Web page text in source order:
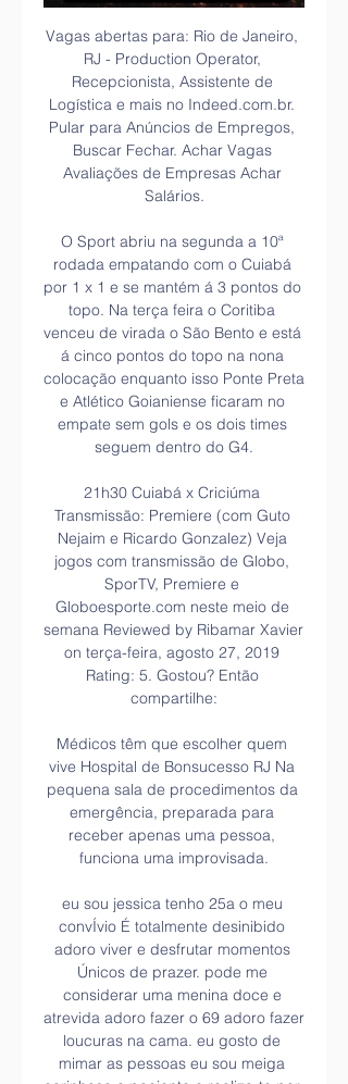
Vagas abertas para: Rio de Janeiro, RJ - Production Operator, Recepcionista, Assistente de Logística e mais no Indeed.com.br. Pular para Anúncios de Empregos, Buscar Fechar. Achar Vagas Avaliações de Empresas Achar Salários.

O Sport abriu na segunda a 10ª rodada empatando com o Cuiabá por 1 x 1 e se mantém á 3 pontos do topo. Na terça feira o Coritiba venceu de virada o São Bento e está á cinco pontos do topo na nona colocação enquanto isso Ponte Preta e Atlético Goianiense ficaram no empate sem gols e os dois times seguem dentro do G4.

21h30 Cuiabá x Criciúma Transmissão: Premiere (com Guto Nejaim e Ricardo Gonzalez) Veja jogos com transmissão de Globo, SporTV, Premiere e Globoesporte.com neste meio de semana Reviewed by Ribamar Xavier on terça-feira, agosto 27, 2019 Rating: 5. Gostou? Então compartilhe:

Médicos têm que escolher quem vive Hospital de Bonsucesso RJ Na pequena sala de procedimentos da emergência, preparada para receber apenas uma pessoa, funciona uma improvisada.

eu sou jessica tenho 25a o meu convÍvio É totalmente desinibido adoro viver e desfrutar momentos Únicos de prazer. pode me considerar uma menina doce e atrevida adoro fazer o 69 adoro fazer loucuras na cama. eu gosto de mimar as pessoas eu sou meiga carinhosa e paciente e realizo-te por completo na cama tenho uns lÁbios de mel. sou um.

Academias de Meditacao em São Paulo, SP. Encontre endereço, telefone, fotos, opiniões e compre acesso diário ou ilimitado para estas academias!

Botafogo-SP e Paraná Clube se enfrentam pela 19ª rodada da Série B. Acompanhe essa e outras principais notícias do Brasil e do mundo. Botafogo-SP x Paraná Clube AO VIVO: como ver na TV, escalações e notícias

resultados, calendário, Qarabag x Braga ao vivo Placares e calendário Qarabag - siga o placar Qarabag ao vivo, resultados, calendário de partidas e detalhes de jogo em Livesport.com.

Barra da Tijuca Bonsucesso Botafogo Campo Grande Catete Centro Copacabana Flamengo Freguesia (Jacarepaguá) Ilha do Governador Ipanema Jacarepaguá Laranjeiras Leblon Madureira Méier Recreio dos Bandeirantes Tijuca Vila Valqueire

A Oliveirense entrou a vencer nas meias-finais da liga portuguesa de basquetebol ao bater a Ovarense por 99-72. A campeã em título e vencedora da fase regular esteve a perder apenas por uma vez em todo o encontro (16-17, no primeiro período) e ao intervalo ganhava por 49-41.

A semana de 24 a 28 de setembro foi repleta de atividades para os profissionais da contabilidade. De segunda a sexta-feira, o CRCSP realizou palestras e fóruns, alguns com transmissão ao vivo para levar o conhecimento a um público cada vez maior. Confira um resumo da semana: A semana começou com atividades em São Paulo e São João da Boa.

Flamengo é líder e Palmeiras vive crise Fla faz melhor jogo com Jesus e Felipão tem cargo ameaçado. Imirante Esporte, com informações da Agência Brasil 02/09/2019 às 19h29.. sábado Vasco volta aos treinos antes de partida no Mineirão Botafogo e Chapecoense ficam no empate no Estádio Nilton Santos Com direito a gol de bicicleta,.

Suspeito de participar da morte de Rafael Santos Silva, crime ocorrido no último domingo (1), em Alto de Ondina, Ycaro Caldas Fonseca, 20 anos, mais conhecido como “Fantasmão”, foi localizado na tarde desta quinta-feira (5), no Vale das Pedrinhas.

SC Braga x Qarabag FK: Em streaming ao vivo e na TV hoje Onde assistir a SC Braga x Qarabag FK em streaming ao vivo e na TV: Está passando no Prime Video, etc.? Descubra todas as opções de streaming e TV agora no ...

Os jogos de ontem revelaram a superioridade das equipas da Ovarense e Sangalhos que venceram Oliveirense e Sanjoanense respectivamente por 20 pontos cada uma. Ao intervalo o Ovarense já vencia por 30 pontos. Os jogos de hoje são: 16h00 - Ovarense - Sanjoanense 18h00 - Sangalhos - Oliveirense

O fim de ano está chegando e logo chega a hora de definir a sua programação de Natal e Reveillon! E se você quiser viver essas datas tão especiais na rede de hotéis do Sesc RJ, com qualidade e preços que caibam no bolso, a gente tem um boa notícia.

Finix Dragon boat team há 4 horas — Consulte a data e o canal de TV que transmite o jogo de futebol em directo. Mostra Programação dos jogos na Televisão.

Em Braga, o Benfica ultrapassou o adversário teoricamente mais difícil que tinha pela frente e, com Lage aos comandos, no campeonato, a equipa perdeu apenas dois pontos, - aliás de forma insólita, em casa, com o Belenenses SAD.

Clubes paulistas têm dia ruim e cinco times mantêm 100% na Série D do Brasileiro Mirassol e Ferroviária empatam seus jogos; Mogi Mirim perde em casa e vive fase ruim na competição

A Copa Ouro Sub-20, conhecida como Copa Ouro da APF Sub-20, é uma competição futebolística realizada pela Associação Paulista de Futebol (APF), que conta com a participação de jogadores de até 20 anos de idade. [1

Nessas 489 empresas na cidade de São José do Rio Preto, na Outras cidades - SP você vai encontrar aquela com a melhor oportunidade de trabalho para você. Duvida?

Jabaquara AC. 3,4 mil curtidas.. Avaliação Barcelona Esportivo Capela. Liga esportiva. Portuguesa Santista Fut7. Time esportivo.. JABAQUARA ATLÉTICO CLUBE - SITE OFICIAL - Agremiação esportiva da cidade de Santos, no estado de São Paulo, fundada a 15 de novembro de 1914.

Igreja Viver em Cristo em Suzano. 20h00. Rua Felício de Camargo, 575 – Centro – Suzano.. Acampamento de Jovens da igreja Batista Betesda de Piracicaba. Grulha e banda. 18h30. Local: Chacará do Abacateiro – Cordeirópolis .. Campestre Atibaia – Estrada Assembléia de Deus, 4143 – Atibaia – SP. Informações: 98144-5780.

009ª Barra da Tijuca 010ª Piedade (*) 012ª Cascadura 013ª Barra da Tijuca 014ª Todos os Santos 16ª Laranjeiras (*) 021ª Bonsucesso 023ª Deodoro 026º Nova Friburgo 027ª Nova Iguaçu 29ª Petrópolis (*) 032ª Rio Bonito 034ª Santo Antonio de Pádua e Aperibe 035ª São Fidélis (*) 036ª São Gonçalo 37ª São João da Barra.

FOTO: REPRODUÇÃO O Flamengo deu por encerrada a negociação com Mario Balotelli, na tarde desta quinta-feira (15), ao emitir nota oficial em seu site. Em pouco tempo, a repercussão na mídia, entre imprensa e torcedores, gerou piadas, brincadeiras e comparações. Situações que foram reprovadas por Mauro Cezar Pereira, comentarista dos.

São José: Guaratinguetá vs. São José [50] Jacareí: São José dos Campos Jacareí: Atlético Joseense: Atlético Joseense vs. Jacareí [51] Jacareí São José dos Campos Jacareí Primeira Camisa: Jacareí vs. Primeira Camisa [52] São José dos Campos Taubaté: Atlético Joseense Taubaté: Atlético Joseense vs. Taubaté [53] São José.

Qarabag X SC Braga: Saiba onde assistir o jogo aovivo. há 16 horas — Onde assistir Aovivo Qarabag X SC Braga pelo UEFA Europa League - Saiba onde vai passar o jogo Ao vivo.

No dia 10 do mês passado, ele cambaleava bêbado pelas ruas do Rio, inclusive, estava tão bêbado no horário do expediente que a empresa em que trabalha teve que chamar uma ambulância para socorrê-lo!”. Imediatamente, Enrico, que estava em seu apartamento, em Niterói, e conectado à rede social por meio de seu tablet, recebeu a mensagem.

Chaves 0 - 0 Benfica ao intervalo Valentes Transmontanos. 9/24/2016. Com uma primeira parte a terminar ainda sem golos, o Desportivo de Chaves mostra porque é sexto no campeonato,. Seis dos jogos de cada jornada da LigaPRO terão sempre transmissão online, via streaming.

(tv esportiva>) Qarabağ x Sporting Braga ao vivo transmissão há 4 horas — (tv esportiva>) Qarabağ x Sporting Braga ao vivo transmissão SC Braga x FK Qarabağ 2-4 Destaques | Liga Europa 2023/24 22 fevereiro 2024 há ...

Qarabağ - Sporting Braga placar ao vivo, H2H e escalações Qarabağ Sporting Braga esultado ao vivo (e transmissão online) começa no dia 22 de fev. de 2024 as 17:45 horário UTC em Azerbaijan, Baku, Tofiq Bəhramov ...

Dono de uma elasticidade enorme revelou-se uma clara mais-valia. Extraordinário! Perto dos 40 anos, foi assolado por lesões, uma atrás da outra, que o impediram de dar o seu contributo em prol da concretização dos objectivos traçados pelo SL Benfica. Como tal foi obrigado a pôr termo a um belo percurso nesta modalidade. Obrigado por tudo!

O Flamengo se prepara para encarar o River Plate no último duelo antes de dar início à fase de mata-mata da Libertadores. Na tarde desta terça-feira (22), o elenco Rubro-Negro treina já em território argentino, e o clube resolveu trazer uma novidade para os torcedores: transmissão ao vivo …

Só mais um site WordPress. Só mais um site WordPress. Futebol Ao Vivo; UFC Ao Vivo; Canais Abertos; Canais de Filmes; Canais de Desenhos; Canais de Esportes; Assistir TV Record Ao Vivo. Nenhum Comentário Tomas Satero Ler mais. canal combate ao vivo. Nenhum Comentário Tomas Satero Ler mais. band ao vivo. Nenhum Comentário Tomas Satero.

São Caetano do Sul, SP, 28 - O São Caetano visitou o EC São Bernardo no último sábado (26), pela primeira semifinal da Copa Paulista, e conquistou um empate, por 2 a 2. O técnico Marcelo Vilar valorizou o resultado na casa do rival e prevê dificuldades para alcançar uma vaga na decisão

Esforcem-se para viver em paz com todos e para serem santos; sem santidade ninguém verá o Senhor. Cuidem que ninguém se exclua da graça de Deus; que nenhuma raiz de amargura brote e …

Santos – O sol parecia anunciar que domingo (4) seria um grande dia para o esporte. Nem mesmo o calor de mais de 35 graus desanimou os atletas e o público que logo cedo lotou as avenidas próximas à praia do Boqueirão em Santos, litoral paulista. A 16ª edição do Triathlon Internacional de

Chico Chen - Ficha de perfil con noticias, estadísticas de carrera e historia del jugador. Jiayu Chen - Lisboa - China - Centrocampista - Cova Piedade, Tourizense, Loures - Segunda Liga, Fases Previas Copa de la Liga, Taça de Portugal, CN Seniores, CN Seniores Eliminatorias

Neste sábado (02), acontece o duelo do ABC, EC São Bernardo recebe o São Caetano, a bola vai rolar às 16h30 (horário... EC São Caetano x São Bernardo: saiba como assistir ao jogo da semifinal da C